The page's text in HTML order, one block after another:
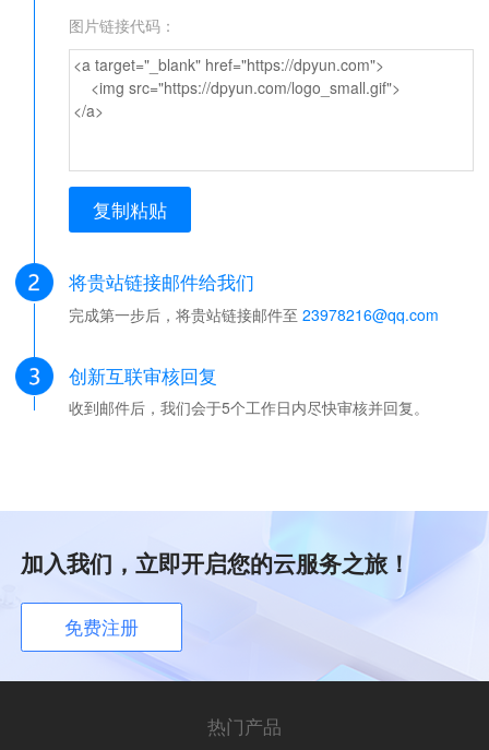
图片链接代码：
<a target="_blank" href="https://dpyun.com">
<img src="https://dpyun.com/logo_small.gif">
</a>
复制粘贴
将贵站链接邮件给我们
完成第一步后，将贵站链接邮件至 23978216@qq.com
创新互联审核回复
收到邮件后，我们会于5个工作日内尽快审核并回复。
加入我们，立即开启您的云服务之旅！
免费注册
热门产品